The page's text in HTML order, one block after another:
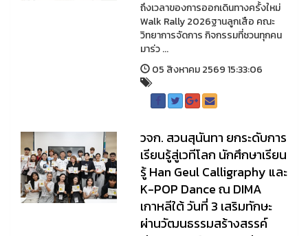
ถึงเวลาของการออกเดินทางครั้งใหม่
Walk Rally 2026ฐานลูกเสือ คณะ
วิทยาการจัดการ กิจกรรมที่ชวนทุกคน
มาร่ว ...
05 สิงหาคม 2569 15:33:06
วจก. สวนสุนันทา ยกระดับการ
เรียนรู้สู่เวทีโลก นักศึกษาเรียน
รู้ Han Geul Calligraphy และ
K-POP Dance ณ DIMA
เกาหลีใต้ วันที่ 3 เสริมทักษะ
ผ่านวัฒนธรรมสร้างสรรค์